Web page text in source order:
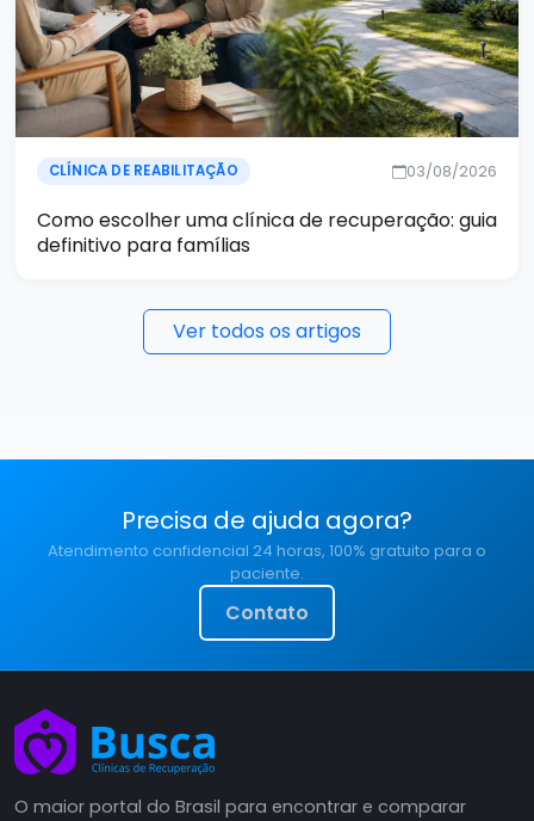
CLÍNICA DE REABILITAÇÃO 03/08/2026
Como escolher uma clínica de recuperação: guia
definitivo para famílias
Ver todos os artigos
Precisa de ajuda agora?
Atendimento confidencial 24 horas, 100% gratuito para o
paciente.
Contato
O maior portal do Brasil para encontrar e comparar